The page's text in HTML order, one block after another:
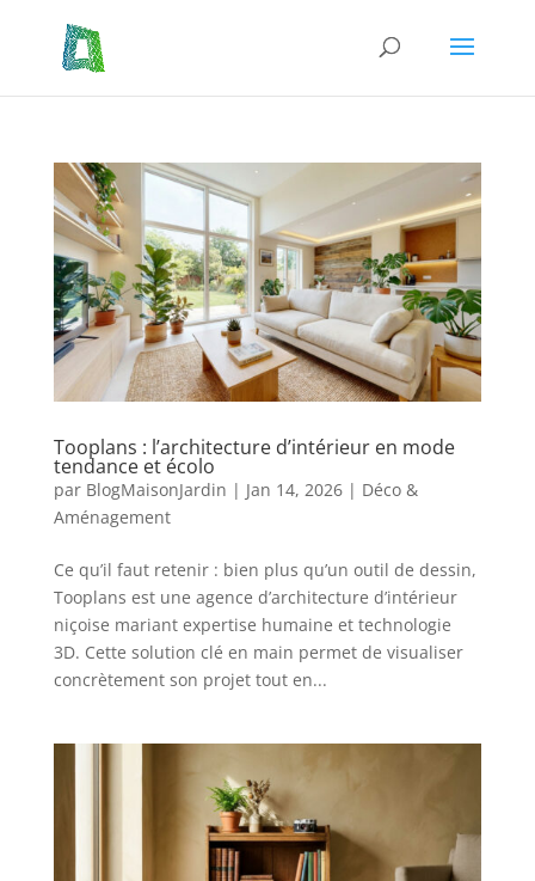
Tooplans : l’architecture d’intérieur en mode
tendance et écolo
par BlogMaisonJardin | Jan 14, 2026| Déco &
Aménagement
Ce qu’il faut retenir : bien plus qu’un outil de dessin,
Tooplans est une agence d’architecture d’intérieur
niçoise mariant expertise humaine et technologie
3D. Cette solution clé en main permet de visualiser
concrètement son projet tout en...